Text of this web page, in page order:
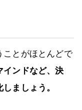
ことがほとんどで
インドなど、決
ましょう。